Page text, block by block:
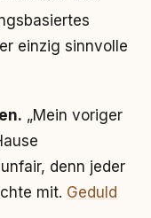
einzig sinnvolle
„Mein voriger
denn jeder
mit. Geduld